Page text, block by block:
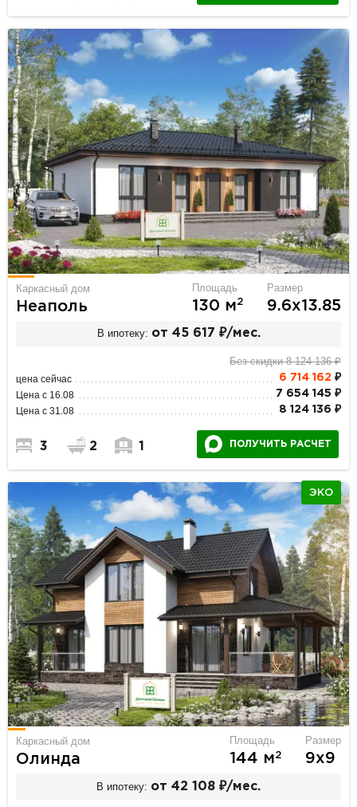
Каркасный дом
Неаполь
Площадь
130 м2
Размер
9.6х13.85
В ипотеку: от 45 617 ₽/мес.
Без скидки 8 124 136 ₽
цена сейчас 6 714 162 ₽
Цена с 16.08 7 654 145 ₽
Цена с 31.08 8 124 136 ₽
3 2 1 ПОЛУЧИТЬ РАСЧЕТ
ЭКО
Каркасный дом
Олинда
Площадь
144 м2
Размер
9х9
В ипотеку: от 42 108 ₽/мес.